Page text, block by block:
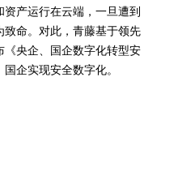
产运行在云端，一旦遭到
命。对此，青藤基于领先
《央企、国企数字化转型安
企实现安全数字化。